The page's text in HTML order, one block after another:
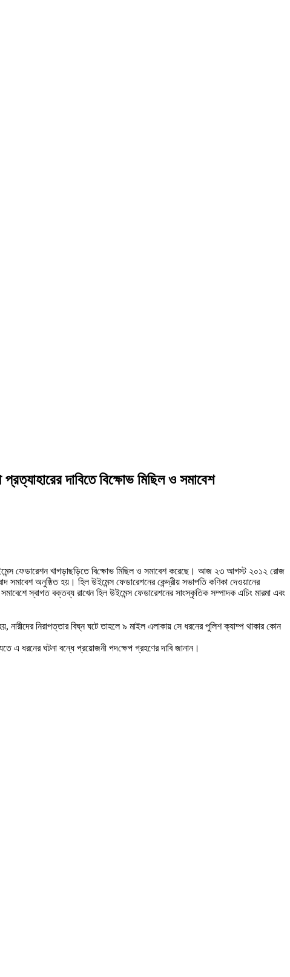
দাবিতে বিক্ষোভ মিছিল ও সমাবেশ
ফেডারেশন খাগড়াছড়িতে বিক্ষোভ মিছিল ও সমাবেশ করেছে। আজ ২৩ আগস্ট ২০১২ রোজ
সমাবেশ অনুষ্ঠিত হয় । হিল উইমেন্স ফেডারেশনের কেন্দ্রীয় সভাপতি কণিকা দেওয়ানের
সমাবেশে স্বাগত বক্তব্য রাখেন হিল উইমেন্স ফেডারেশনের সাংস্কৃতিক সম্পাদক এচিং মারমা এবং
, নারীদের নিরাপত্তার বিঘ্ন ঘটে তাহলে ৯ মাইল এলাকায় সে ধরনের পুলিশ ক্যাম্প থাকার কোন
এ ধরনের ঘটনা বন্ধে প্রয়োজনী পদক্ষেপ গ্রহণের দাবি জানান।